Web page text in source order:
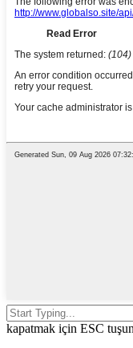
kapatmak için ESC